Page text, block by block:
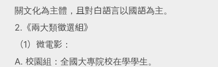
關文化為主體，且對白語言以國語為主。
2.《兩大類徵選組》
（1）微電影：
A. 校園組：全國大專院校在學學生。